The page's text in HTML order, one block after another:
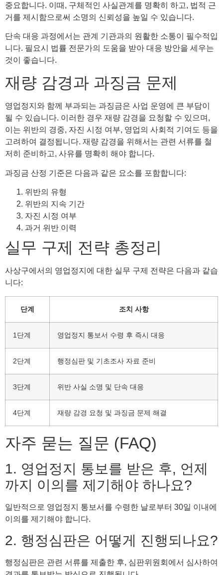
중요합니다. 이때, 구체적인 사실관계를 명확히 하고, 법적 근
거를 제시함으로써 소명의 신뢰성을 높일 수 있습니다.
단속 대응 과정에서는 관계 기관과의 원활한 소통이 필수적입
니다. 필요시 법률 전문가의 도움을 받아 대응 방안을 세우는
것이 좋습니다.
재량 감경과 과징금 문제
영업정지와 함께 부과되는 과징금은 사업 운영에 큰 부담이
될 수 있습니다. 이러한 경우 재량 감경을 요청할 수 있으며,
이는 위반의 경중, 자진 시정 여부, 영업의 사회적 기여도 등을
고려하여 결정됩니다. 재량 감경을 위해서는 관련 서류를 철
저히 준비하고, 사유를 명확히 해야 합니다.
과징금 산정 기준은 다음과 같은 요소를 포함합니다:
위반의 유형
위반의 지속 기간
자진 시정 여부
과거 위반 이력
실무 구제 전략 총정리
사상구에서의 영업정지에 대한 실무 구제 전략은 다음과 같습
니다:
단계 조치 사항
1단계 영업정지 통보서 수령 후 즉시 대응
2단계 행정심판 및 기초조사 자료 준비
3단계 위반 사실 소명 및 단속 대응
4단계 재량 감경 요청 및 과징금 문제 해결
자주 묻는 질문 (FAQ)
1. 영업정지 통보를 받은 후, 언제
까지 이의를 제기해야 하나요?
일반적으로 영업정지 통보서를 수령한 날로부터 30일 이내에
이의를 제기해야 합니다.
2. 행정심판은 어떻게 진행되나요?
행정심판은 관련 서류를 제출한 후, 심판위원회에서 심사하여